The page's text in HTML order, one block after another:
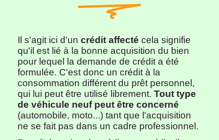
Il s'agit ici d'un crédit affecté cela signifie
qu'il est lié à la bonne acquisition du bien
pour lequel la demande de crédit a été
formulée. C'est donc un crédit à la
consommation différent du prêt personnel,
qui lui peut être utilisé librement. Tout type
de véhicule neuf peut être concerné
(automobile, moto...) tant que l'acquisition
ne se fait pas dans un cadre professionnel.